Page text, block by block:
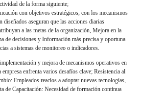
de la forma siguiente;
con objetivos estratégicos, con los mecanismos
diseñados aseguran que las acciones diarias
a las metas de la organización, Mejora en la
de decisiones y Información más precisa y oportuna
a sistemas de monitoreo o indicadores.
y mejora de mecanismos operativos en
empresa enfrenta varios desafíos clave; Resistencia al
Empleados reacios a adoptar nuevas tecnologías,
de Capacitación: Necesidad de formación continua